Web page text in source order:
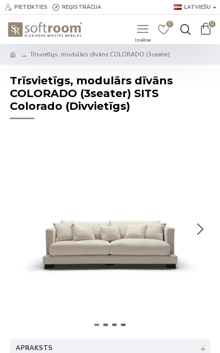
PIETEIKTIES REĢISTRĀCIJA LATVIEŠU
0 0
Trīsvietīgs, modulārs dīvāns COLORADO (3seater)
Trīsvietīgs, modulārs dīvāns
COLORADO (3seater) SITS
Colorado (Divvietīgs)
APRAKSTS